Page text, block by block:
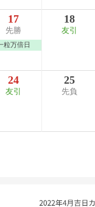
17
先勝
粒万倍日
18
友引
24
友引
25
先負